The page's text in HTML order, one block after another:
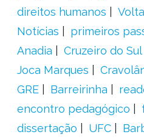
direitos humanos
Notícias
primeiros
Anadia
Cruzeiro do Sul
Joca Marques
GRE
Barreirinha
encontro pedagógico
dissertação
UFC